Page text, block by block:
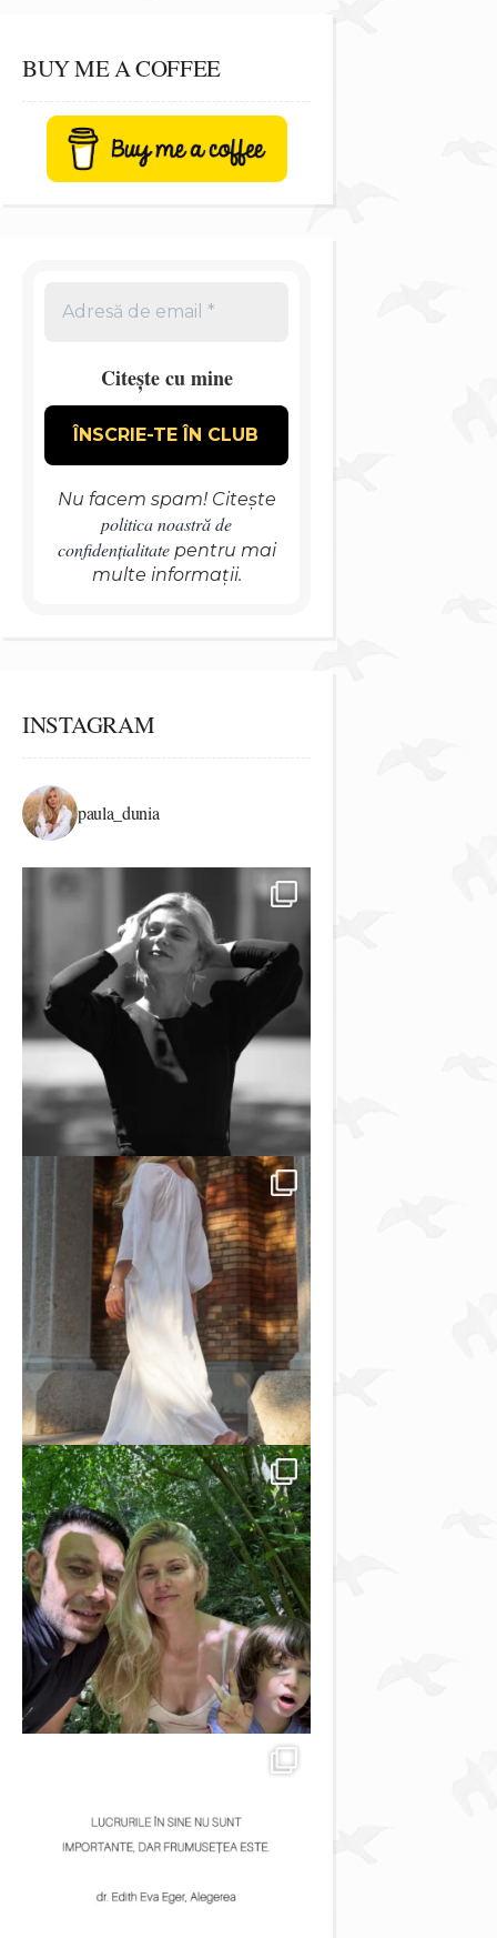
BUY ME A COFFEE
Citește cu mine
Nu facem spam! Citește
politica noastră de
confidențialitatepentru mai
multe informații.
INSTAGRAM
paula_dunia